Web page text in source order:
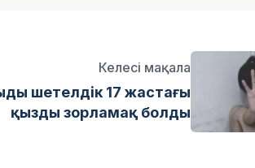
Келесі мақала
шетелдік 17 жастағы
қызды зорламақ болды